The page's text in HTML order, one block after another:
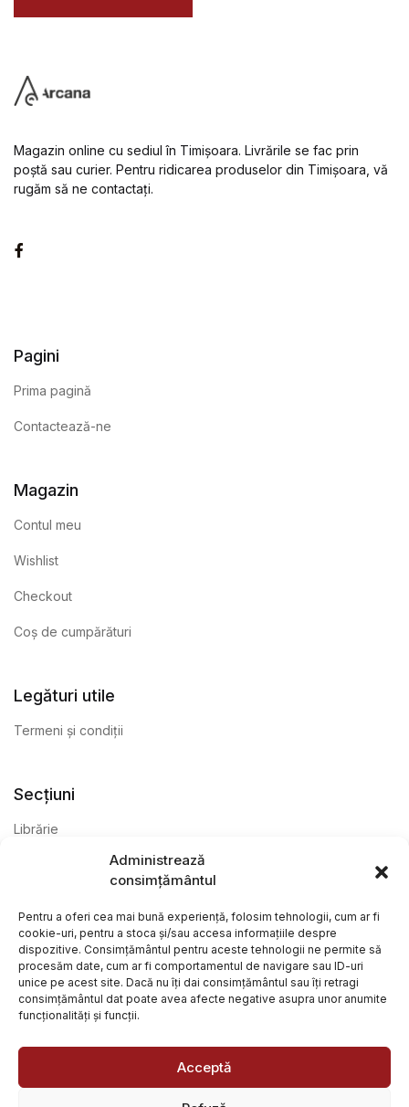
Administrează
consimțământul
Pentru a oferi cea mai bună experiență, folosim tehnologii, cum ar fi
cookie-uri, pentru a stoca și/sau accesa informațiile despre
dispozitive. Consimțământul pentru aceste tehnologii ne permite să
procesăm date, cum ar fi comportamentul de navigare sau ID-uri
unice pe acest site. Dacă nu îți dai consimțământul sau îți retragi
consimțământul dat poate avea afecte negative asupra unor anumite
funcționalități și funcții.
Acceptă
Magazin online cu sediul în Timișoara. Livrările se fac prin
poștă sau curier. Pentru ridicarea produselor din Timișoara, vă
rugăm să ne contactați.
Pagini
Prima pagină
Contactează-ne
Magazin
Contul meu
Wishlist
Checkout
Coș de cumpărături
Legături utile
Termeni și condiții
Secțiuni
Librărie
@ Librăria Arcana. Toate drepturile rezervate. Site creat de